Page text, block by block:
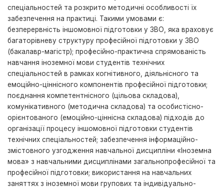
спеціальностей та розкрито методичні особливості їх
забезпечення на практиці. Такими умовами є:
безперервність іншомовної підготовки у ЗВО, яка враховує
багаторівневу структуру професійної підготовки у ЗВО
(бакалавр-магістр); професійно-практична спрямованість
навчання іноземної мови студентів технічних
спеціальностей в рамках когнітивного, діяльнісного та
емоційно-ціннісного компонентів професійної підготовки;
поєднання компетентнісного (цільова складова),
комунікативного (методична складова) та особистісно-
орієнтованого (емоційно-ціннісна складова) підходів до
організації процесу іншомовної підготовки студентів
технічних спеціальностей; забезпечення інформаційно-
змістовного узгодження навчальної дисципліни «Іноземна
мова» з навчальними дисциплінами загальнопрофесійної та
професійної підготовки; використання на навчальних
заняттях з іноземної мови групових та індивідуально-